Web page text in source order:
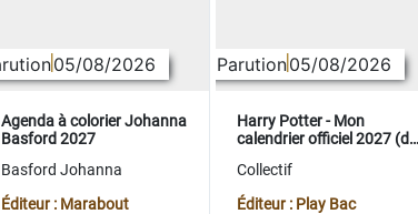
05/08/2026
Agenda à colorier Johanna
Basford 2027
Basford Johanna
Éditeur : Marabout
Parution05/08/2026
Harry Potter - Mon
calendrier officiel 2027 (de
Collectif
Éditeur : Play Bac